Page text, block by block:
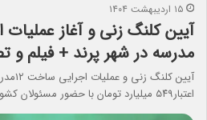
۱۵ اردیبهشت ۱۴۰۴
مدرسه در شهر پرند + فیلم و
اعتبار۵۴۹ میلیارد تومان با حضور مسئولان کشوری و…